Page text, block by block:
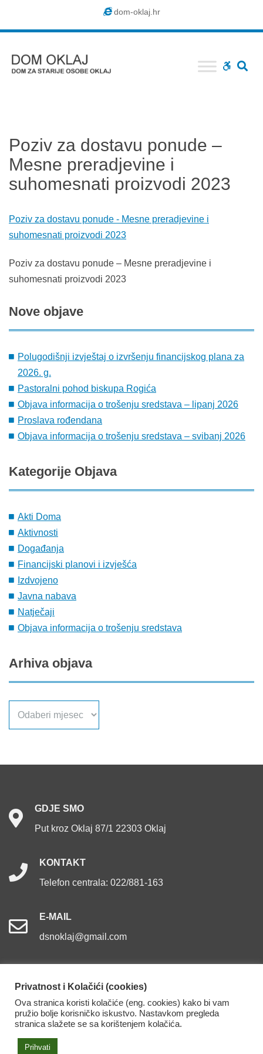
dom-oklaj.hr
WCAG
Poziv za dostavu ponude –
Mesne preradjevine i
suhomesnati proizvodi 2023
Poziv za dostavu ponude - Mesne preradjevine i
suhomesnati proizvodi 2023
Poziv za dostavu ponude – Mesne preradjevine i
suhomesnati proizvodi 2023
Nove objave
Polugodišnji izvještaj o izvršenju financijskog plana za
2026. g.
Pastoralni pohod biskupa Rogića
Objava informacija o trošenju sredstava – lipanj 2026
Proslava rođendana
Objava informacija o trošenju sredstava – svibanj 2026
Kategorije Objava
Akti Doma
Aktivnosti
Događanja
Financijski planovi i izvješća
Izdvojeno
Javna nabava
Natječaji
Objava informacija o trošenju sredstava
Arhiva objava
GDJE SMO
Put kroz Oklaj 87/1 22303 Oklaj
KONTAKT
Telefon centrala: 022/881-163
E-MAIL
dsnoklaj@gmail.com
Dom za starije osobe Oklaj. Sva prava pridržana.
Izjava o pristupačnosti
Privatnost i Kolačići (cookies)
Ova stranica koristi kolačiće (eng. cookies) kako bi vam
pružio bolje korisničko iskustvo. Nastavkom pregleda
stranica slažete se sa korištenjem kolačića.
Prihvati